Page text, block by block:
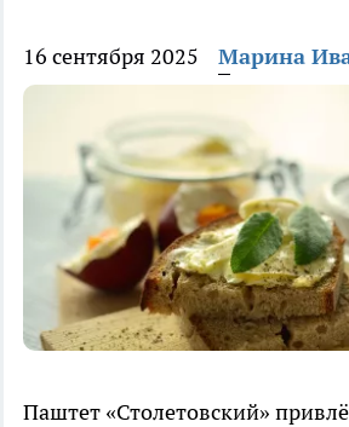
16 сентября 2025 Марина
Паштет «Столетовский»